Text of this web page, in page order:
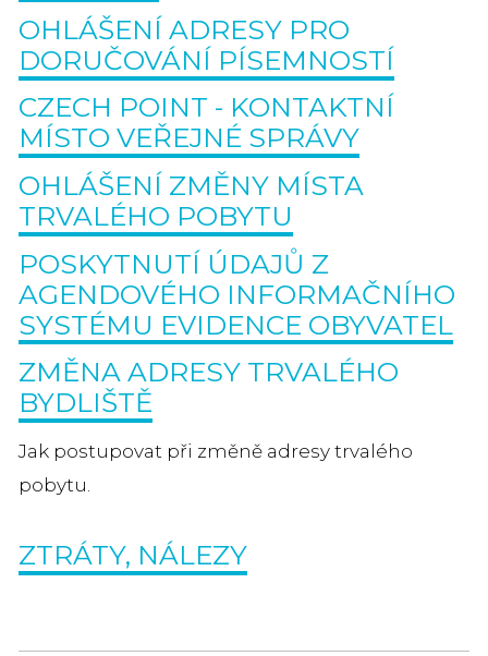
OHLÁŠENÍ ADRESY PRO
DORUČOVÁNÍ PÍSEMNOSTÍ
CZECH POINT - KONTAKTNÍ
MÍSTO VEŘEJNÉ SPRÁVY
OHLÁŠENÍ ZMĚNY MÍSTA
TRVALÉHO POBYTU
POSKYTNUTÍ ÚDAJŮ Z
AGENDOVÉHO INFORMAČNÍHO
SYSTÉMU EVIDENCE OBYVATEL
ZMĚNA ADRESY TRVALÉHO
BYDLIŠTĚ
Jak postupovat při změně adresy trvalého
pobytu.
ZTRÁTY, NÁLEZY